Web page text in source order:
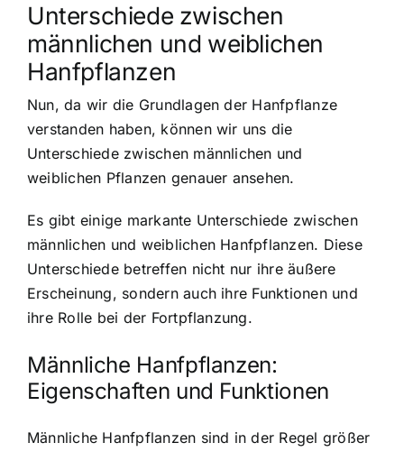
Unterschiede zwischen
männlichen und weiblichen
Hanfpflanzen
Nun, da wir die Grundlagen der Hanfpflanze
verstanden haben, können wir uns die
Unterschiede zwischen männlichen und
weiblichen Pflanzen genauer ansehen.
Es gibt einige markante Unterschiede zwischen
männlichen und weiblichen Hanfpflanzen. Diese
Unterschiede betreffen nicht nur ihre äußere
Erscheinung, sondern auch ihre Funktionen und
ihre Rolle bei der Fortpflanzung.
Männliche Hanfpflanzen:
Eigenschaften und Funktionen
Männliche Hanfpflanzen sind in der Regel größer